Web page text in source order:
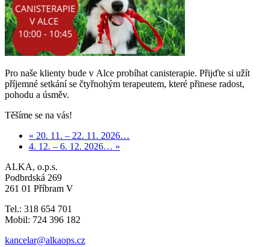
Pro naše klienty bude v Alce probíhat canisterapie. Přijďte si užít
příjemné setkání se čtyřnohým terapeutem, které přinese radost,
pohodu a úsměv.
Těšíme se na vás!
« 20. 11. – 22. 11. 2026…
4. 12. – 6. 12. 2026… »
ALKA, o.p.s.
Podbrdská 269
261 01 Příbram V
Tel.: 318 654 701
Mobil: 724 396 182
kancelar@alkaops.cz